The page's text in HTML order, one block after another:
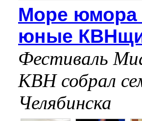
Море юмора
юные
Фестиваль
КВН собрал
Челябинска